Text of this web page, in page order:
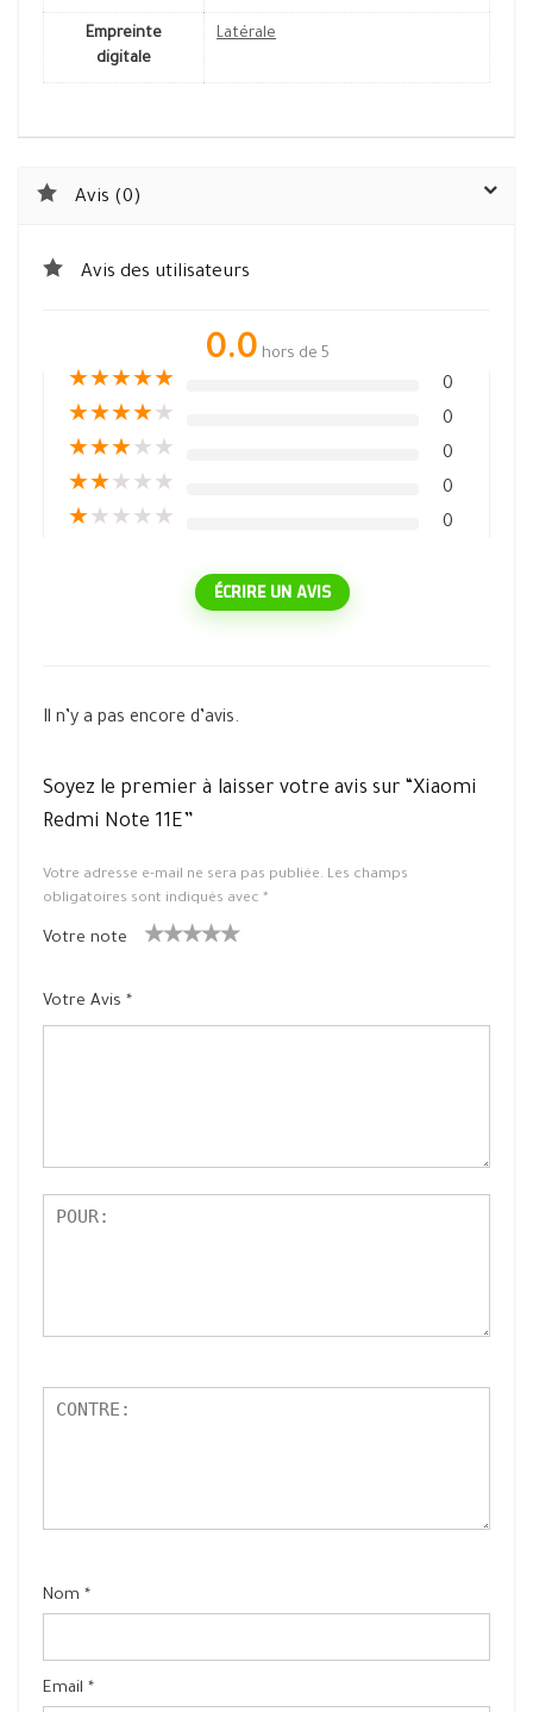
Empreinte
digitale
Latérale
Avis (0)
Avis des utilisateurs
0.0 hors de 5
★★★★★ 0
★★★★★ 0
★★★★ ★ 0
★★★ ★ ★ 0
★★ ★ ★ ★ 0
ÉCRIRE UN AVIS
Il n’y a pas encore d’avis.
Soyez le premier à laisser votre avis sur “Xiaomi
Redmi Note 11E”
Votre adresse e-mail ne sera pas publiée. Les champs
obligatoires sont indiqués avec *
Votre note
oil
sur
Votre Avis *
Nom *
Email *